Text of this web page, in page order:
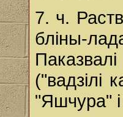
7. ч.
бліны-
("вадзілі
"Яшчура"